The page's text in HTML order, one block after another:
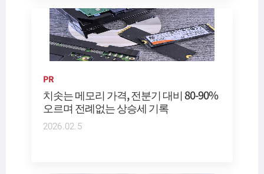
PR
치솟는 메모리 가격, 전분기 대비 80-90%
오르며 전례없는 상승세 기록
2026.02.5